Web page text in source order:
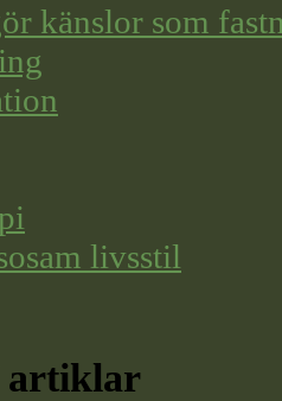
känslor som
livsstil
artiklar